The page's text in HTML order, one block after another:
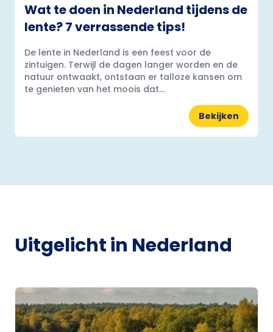
Wat te doen in Nederland tijdens de
lente? 7 verrassende tips!
De lente in Nederland is een feest voor de
zintuigen. Terwijl de dagen langer worden en de
natuur ontwaakt, ontstaan er talloze kansen om
te genieten van het moois dat...
Bekijken
Uitgelicht in Nederland